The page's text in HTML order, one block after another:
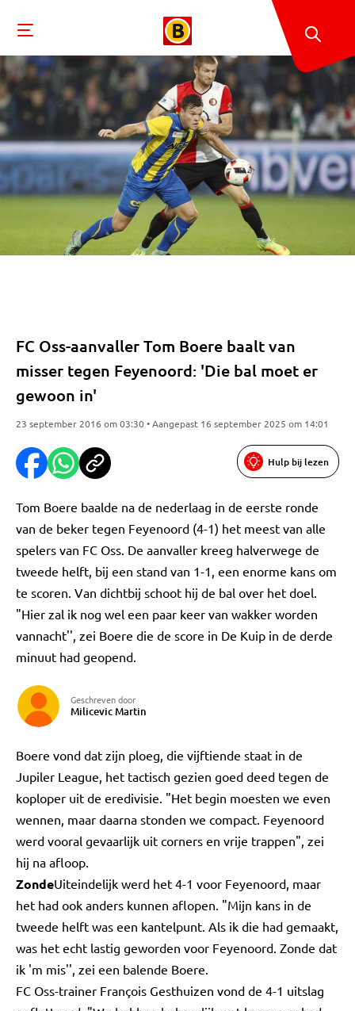
FC Oss-aanvaller Tom Boere baalt van
misser tegen Feyenoord: 'Die bal moet er
gewoon in'
23 september 2016 om 03:30 • Aangepast 16 september 2025 om 14:01
Hulp bij lezen
Tom Boere baalde na de nederlaag in de eerste ronde
van de beker tegen Feyenoord (4-1) het meest van alle
spelers van FC Oss. De aanvaller kreeg halverwege de
tweede helft, bij een stand van 1-1, een enorme kans om
te scoren. Van dichtbij schoot hij de bal over het doel.
"Hier zal ik nog wel een paar keer van wakker worden
vannacht'', zei Boere die de score in De Kuip in de derde
minuut had geopend.
Geschreven door
Milicevic Martin
Boere vond dat zijn ploeg, die vijftiende staat in de
Jupiler League, het tactisch gezien goed deed tegen de
koploper uit de eredivisie. "Het begin moesten we even
wennen, maar daarna stonden we compact. Feyenoord
werd vooral gevaarlijk uit corners en vrije trappen", zei
hij na afloop.
ZondeUiteindelijk werd het 4-1 voor Feyenoord, maar
het had ook anders kunnen aflopen. "Mijn kans in de
tweede helft was een kantelpunt. Als ik die had gemaakt,
was het echt lastig geworden voor Feyenoord. Zonde dat
ik 'm mis'', zei een balende Boere.
FC Oss-trainer François Gesthuizen vond de 4-1 uitslag